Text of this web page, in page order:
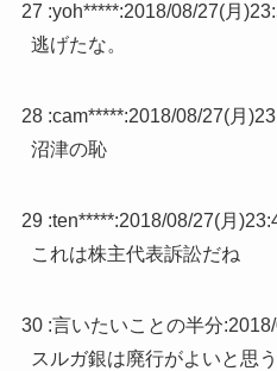
27 :yoh*****:2018/08/27(月
逃げたな。
28 :cam*****:2018/08/27(月
沼津の恥
29 :ten*****:2018/08/27(月
これは株主代表訴訟だね
30 :言いたいことの半分:
スルガ銀は廃行がよいと思